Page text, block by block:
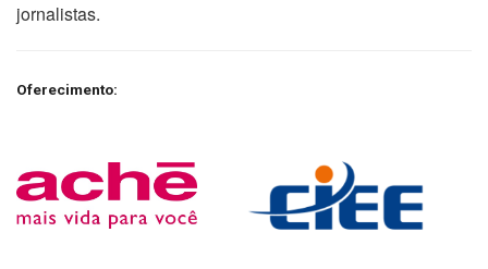
jornalistas.
Oferecimento: